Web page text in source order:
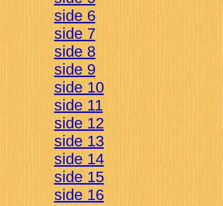
side 6
side 7
side 8
side 9
side 10
side 11
side 12
side 13
side 14
side 15
side 16